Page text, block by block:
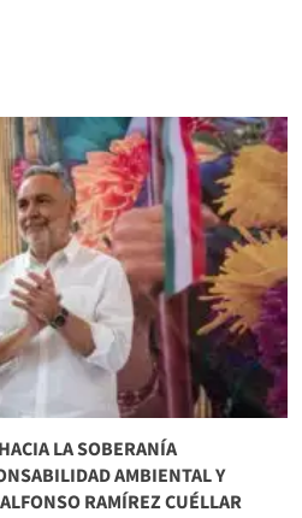
LA SOBERANÍA
AMBIENTAL Y
RAMÍREZ CUÉLLAR